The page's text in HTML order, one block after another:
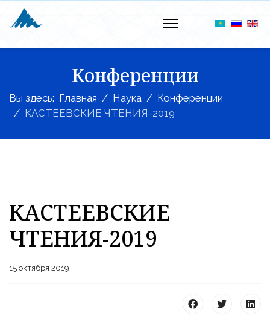
Конференции
Вы здесь: Главная Наука
Конференции
КАСТЕЕВСКИЕ ЧТЕНИЯ-2019
КАСТЕЕВСКИЕ
ЧТЕНИЯ-2019
15 октября 2019